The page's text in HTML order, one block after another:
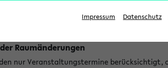
Raumänderungen
nur Veranstaltungstermine
Impressum Datenschutz